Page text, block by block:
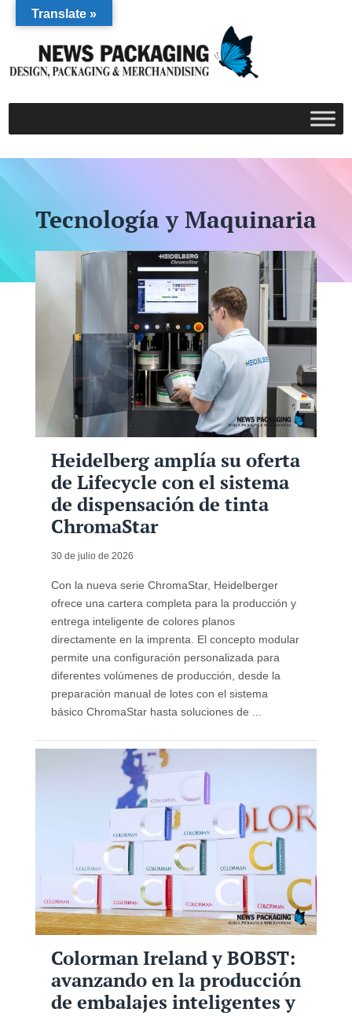
Tecnología y Maquinaria
Heidelberg amplía su oferta
de Lifecycle con el sistema
de dispensación de tinta
ChromaStar
30 de julio de 2026
Con la nueva serie ChromaStar, Heidelberger
ofrece una cartera completa para la producción y
entrega inteligente de colores planos
directamente en la imprenta. El concepto modular
permite una configuración personalizada para
diferentes volúmenes de producción, desde la
preparación manual de lotes con el sistema
básico ChromaStar hasta soluciones de ...
Colorman Ireland y BOBST:
avanzando en la producción
de embalajes inteligentes y
Translate »